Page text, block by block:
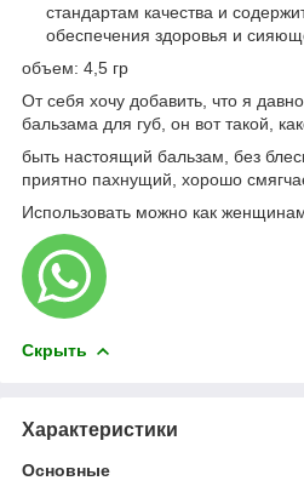
стандартам качества и
обеспечения здоровья и
объем: 4,5 гр
От себя хочу добавить, что я
бальзама для губ, он вот такой,
быть настоящий бальзам, без
приятно пахнущий, хорошо
Использовать можно как
Скрыть
Характеристики
Основные